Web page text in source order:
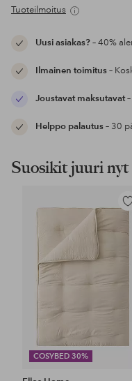
Tuoteilmoitus
Uusi asiakas?– 40%
Ilmainen toimitus–
Joustavat maksutavat–
Helppo palautus– 30
Suosikit juuri nyt
COSYBED 30%